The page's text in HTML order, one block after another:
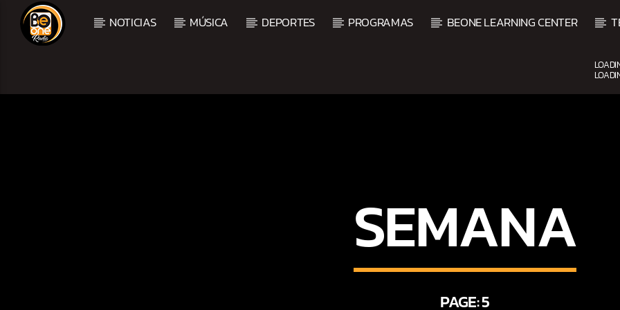
NOTICIAS MÚSICA DEPORTES PROGRAMAS BEONE LEARNING CENTER
2:00 PM 5:00 PM
SEMANA
PAGE: 5